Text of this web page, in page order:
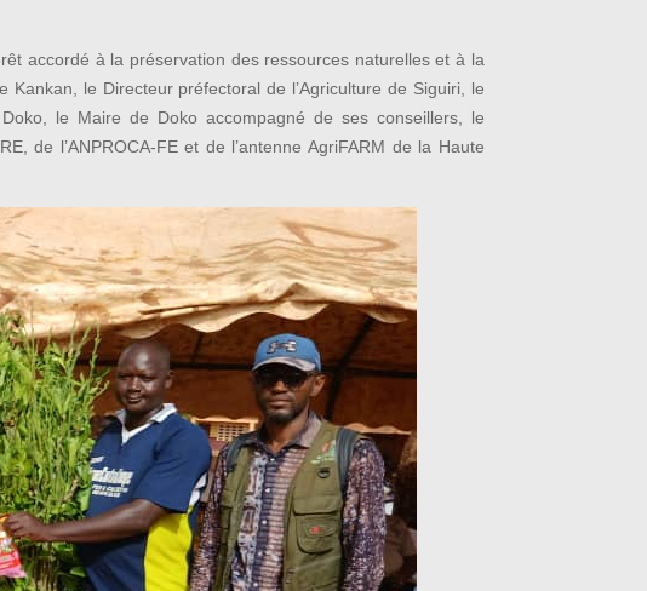
accordé à la préservation des ressources naturelles et à la
le Directeur préfectoral de l’Agriculture de Siguiri, le
le Maire de Doko accompagné de ses conseillers, le
de l’ANPROCA-FE et de l’antenne AgriFARM de la Haute